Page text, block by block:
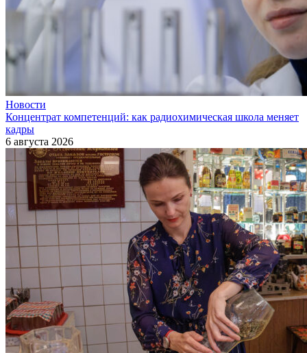
Новости
Концентрат компетенций: как радиохимическая школа меняет
кадры
6 августа 2026